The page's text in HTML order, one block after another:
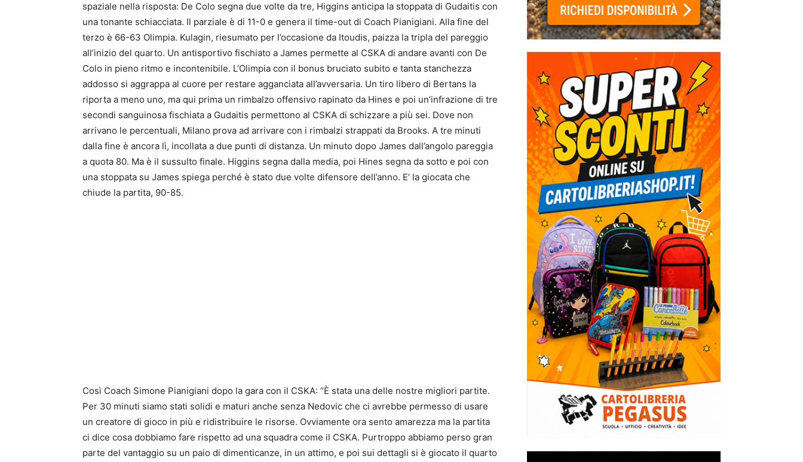
spaziale nella risposta: De Colo segna due volte da tre, Higgins anticipa la stoppata di Gudaitis con
una tonante schiacciata. Il parziale è di 11-0 e genera il time-out di Coach Pianigiani. Alla fine del
terzo è 66-63 Olimpia. Kulagin, riesumato per l’occasione da Itoudis, paizza la tripla del pareggio
all’inizio del quarto. Un antisportivo fischiato a James permette al CSKA di andare avanti con De
Colo in pieno ritmo e incontenibile. L’Olimpia con il bonus bruciato subito e tanta stanchezza
addosso si aggrappa al cuore per restare agganciata all’avversaria. Un tiro libero di Bertans la
riporta a meno uno, ma qui prima un rimbalzo offensivo rapinato da Hines e poi un’infrazione di tre
secondi sanguinosa fischiata a Gudaitis permettono al CSKA di schizzare a più sei. Dove non
arrivano le percentuali, Milano prova ad arrivare con i rimbalzi strappati da Brooks. A tre minuti
dalla fine è ancora lì, incollata a due punti di distanza. Un minuto dopo James dall’angolo pareggia
a quota 80. Ma è il sussulto finale. Higgins segna dalla media, poi Hines segna da sotto e poi con
una stoppata su James spiega perché è stato due volte difensore dell’anno. E’ la giocata che
chiude la partita, 90-85.
Così Coach Simone Pianigiani dopo la gara con il CSKA: “È stata una delle nostre migliori partite.
Per 30 minuti siamo stati solidi e maturi anche senza Nedovic che ci avrebbe permesso di usare
un creatore di gioco in più e ridistribuire le risorse. Ovviamente ora sento amarezza ma la partita
ci dice cosa dobbiamo fare rispetto ad una squadra come il CSKA. Purtroppo abbiamo perso gran
parte del vantaggio su un paio di dimenticanze, in un attimo, e poi sui dettagli si è giocato il quarto